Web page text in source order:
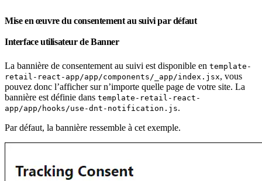
Mise en œuvre du consentement au suivi par défaut
Interface utilisateur de Banner
La bannière de consentement au suivi est disponible en template-
retail-react-app/app/components/_app/index.jsx, vous
pouvez donc l’afficher sur n’importe quelle page de votre site. La
bannière est définie dans template-retail-react-
app/app/hooks/use-dnt-notification.js.
Par défaut, la bannière ressemble à cet exemple.